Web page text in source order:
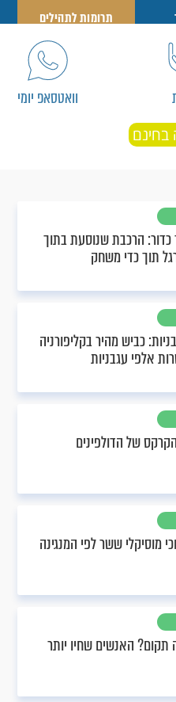
תרומות לתהילים
וואטסאפ יומי
בחינם
כדור: הרכבת שנוסעת בתוך
תוך כדי משחק
כביש מהיר בקליפורניה
אלפי עגבניות
של הדולפינים
מוסיקלי ששר לפי המנגינה
תקום? האנשים שחיו יותר